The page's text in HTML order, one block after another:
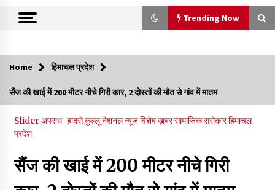
Trending Now
रूपी भावा वन्यजीव अभयारण्य में फिर दिखा जंगलों का ‘खामोश पहरेदार’, दुर्लभ
हिमालयन “सीरो” कैमरे में कैद
06/08/2026
Home हिमाचल प्रदेश
सैंज की खाई में 200 मीटर नीचे गिरी कार, 2 दोस्तों की मौत से गांव में मातम
Sliderअपराध-हादसेकुल्लूनेशनल न्यूजविशेष ख़बरसामाजिक सरोकारहिमाचल
प्रदेश
सैंज की खाई में 200 मीटर नीचे गिरी